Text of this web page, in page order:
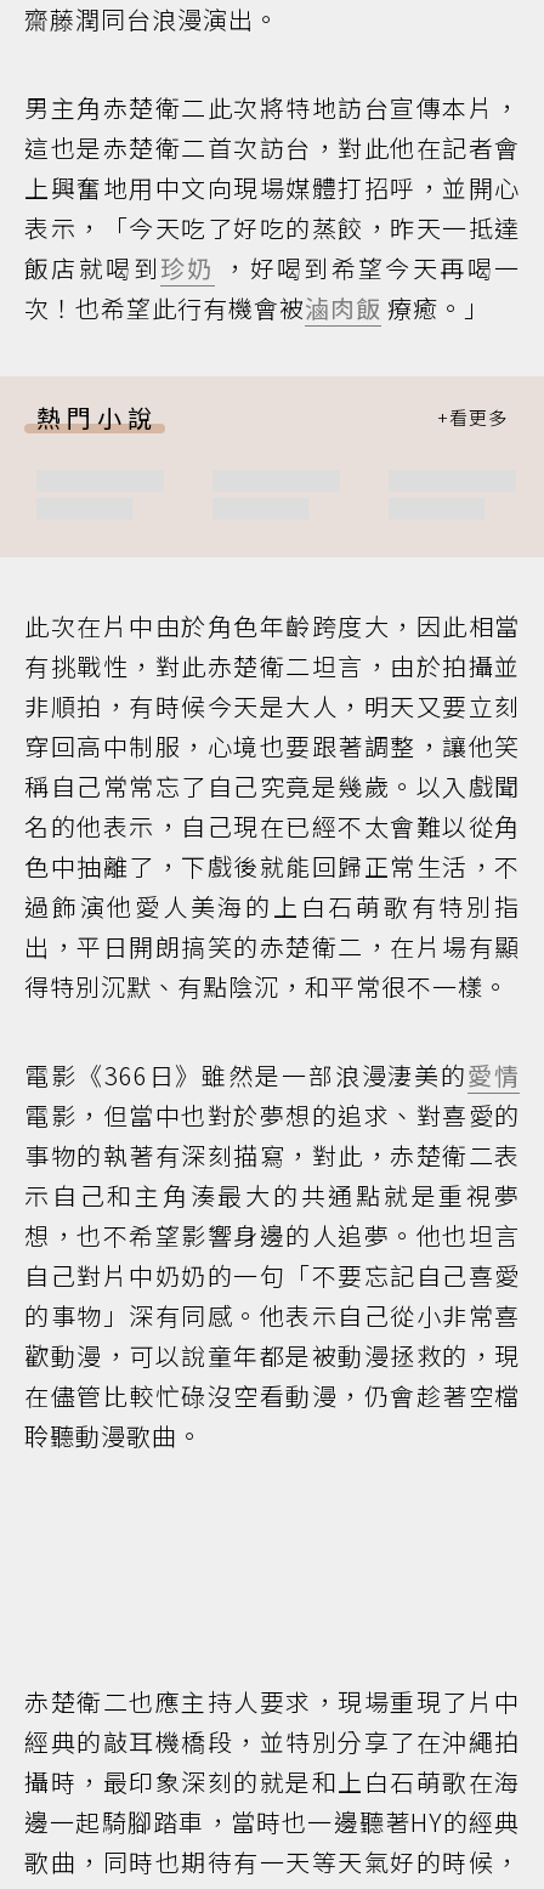
齋藤潤同台浪漫演出。
男主角赤楚衛二此次將特地訪台宣傳本片，
這也是赤楚衛二首次訪台，對此他在記者會
上興奮地用中文向現場媒體打招呼，並開心
表示，「今天吃了好吃的蒸餃，昨天一抵達
飯店就喝到珍奶
，好喝到希望今天再喝一
次！也希望此行有機會被滷肉飯 療癒。」
熱門小說
此次在片中由於角色年齡跨度大，因此相當
有挑戰性，對此赤楚衛二坦言，由於拍攝並
非順拍，有時候今天是大人，明天又要立刻
穿回高中制服，心境也要跟著調整，讓他笑
稱自己常常忘了自己究竟是幾歲。以入戲聞
名的他表示，自己現在已經不太會難以從角
色中抽離了，下戲後就能回歸正常生活，不
過飾演他愛人美海的上白石萌歌有特別指
出，平日開朗搞笑的赤楚衛二，在片場有顯
得特別沉默、有點陰沉，和平常很不一樣。
電影《366日》雖然是一部浪漫淒美的愛情
電影，但當中也對於夢想的追求、對喜愛的
事物的執著有深刻描寫，對此，赤楚衛二表
示自己和主角湊最大的共通點就是重視夢
想，也不希望影響身邊的人追夢。他也坦言
自己對片中奶奶的一句「不要忘記自己喜愛
的事物」深有同感。他表示自己從小非常喜
歡動漫，可以說童年都是被動漫拯救的，現
在儘管比較忙碌沒空看動漫，仍會趁著空檔
聆聽動漫歌曲。
赤楚衛二也應主持人要求，現場重現了片中
經典的敲耳機橋段，並特別分享了在沖繩拍
攝時，最印象深刻的就是和上白石萌歌在海
邊一起騎腳踏車，當時也一邊聽著HY的經典
歌曲，同時也期待有一天等天氣好的時候，